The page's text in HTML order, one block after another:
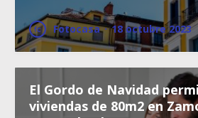
Fotocasa · 18 octubre 2023
El Gordo de Navidad
viviendas de 80m2 en